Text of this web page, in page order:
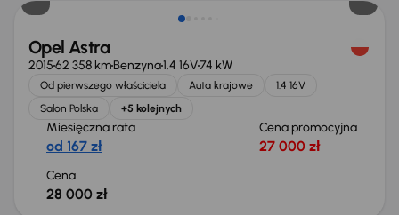
Opel Astra
201562 358 kmBenzyna1.4 16V74 kW
Od pierwszego właściciela Auta krajowe
1.4 16V
Salon Polska
+5 kolejnych
Miesięczna rata
od 167 zł
Cena promocyjna
27 000 zł
Cena
28 000 zł